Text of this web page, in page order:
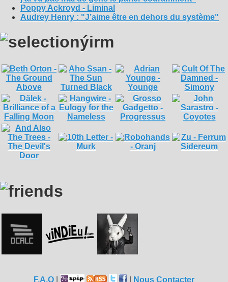
Poppy Ackroyd - Liminal
Audrey Henry : "J’aime être en dehors du système"
F.A.Q Nous Contacter